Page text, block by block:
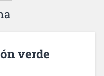
verde